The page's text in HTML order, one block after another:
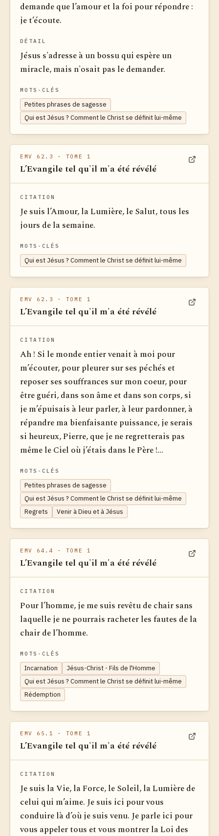
demande que l’amour et la foi pour répondre :
je t’écoute.
DÉTAIL
Jésus s'adresse à un bossu qui espère un
miracle, mais n'osait pas le demander.
MOTS-CLÉS
Petites phrases de sagesse
Qui est Jésus ? Comment le Christ se définit lui-même
EMV 62.3 · TOME 1
L’Evangile tel qu'il m'a été révélé
CITATION
Je suis l’Amour, la Lumière, le Salut, tous les
jours de la semaine.
MOTS-CLÉS
Qui est Jésus ? Comment le Christ se définit lui-même
EMV 62.3 · TOME 1
L’Evangile tel qu'il m'a été révélé
CITATION
Ah ! Si le monde entier venait à moi pour
m’écouter, pour pleurer sur ses péchés et
reposer ses souffrances sur mon coeur, pour
être guéri, dans son âme et dans son corps, si
je m’épuisais à leur parler, à leur pardonner, à
répandre ma bienfaisante puissance, je serais
si heureux, Pierre, que je ne regretterais pas
même le Ciel où j’étais dans le Père !...
MOTS-CLÉS
Petites phrases de sagesse
Qui est Jésus ? Comment le Christ se définit lui-même
Regrets
Venir à Dieu et à Jésus
EMV 64.4 · TOME 1
L’Evangile tel qu'il m'a été révélé
CITATION
Pour l’homme, je me suis revêtu de chair sans
laquelle je ne pourrais racheter les fautes de la
chair de l’homme.
MOTS-CLÉS
Incarnation
Jésus-Christ - Fils de l'Homme
Qui est Jésus ? Comment le Christ se définit lui-même
Rédemption
EMV 65.1 · TOME 1
L’Evangile tel qu'il m'a été révélé
CITATION
Je suis la Vie, la Force, le Soleil, la Lumière de
celui qui m’aime. Je suis ici pour vous
conduire là d’où je suis venu. Je parle ici pour
vous appeler tous et vous montrer la Loi des